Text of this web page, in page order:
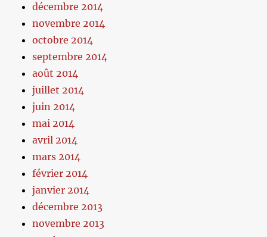
décembre 2014
novembre 2014
octobre 2014
septembre 2014
août 2014
juillet 2014
juin 2014
mai 2014
avril 2014
mars 2014
février 2014
janvier 2014
décembre 2013
novembre 2013